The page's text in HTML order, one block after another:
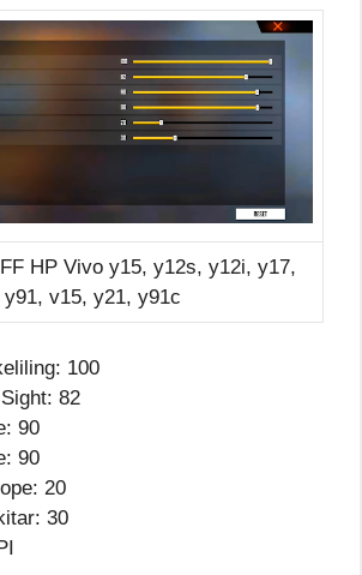
HP Vivo y15, y12s, y12i, y17,
y91, v15, y21, y91c
100
82
90
90
20
30